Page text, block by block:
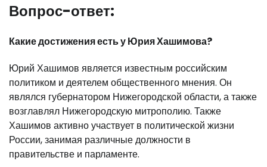
Вопрос-ответ:
Какие достижения есть у Юрия Хашимова?
Юрий Хашимов является известным российским
политиком и деятелем общественного мнения. Он
являлся губернатором Нижегородской области, а также
возглавлял Нижегородскую митрополию. Также
Хашимов активно участвует в политической жизни
России, занимая различные должности в
правительстве и парламенте.